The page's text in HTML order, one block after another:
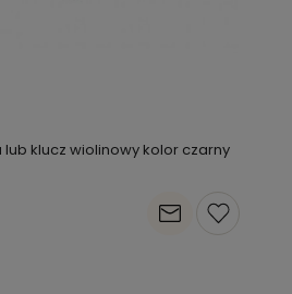
lub klucz wiolinowy kolor czarny